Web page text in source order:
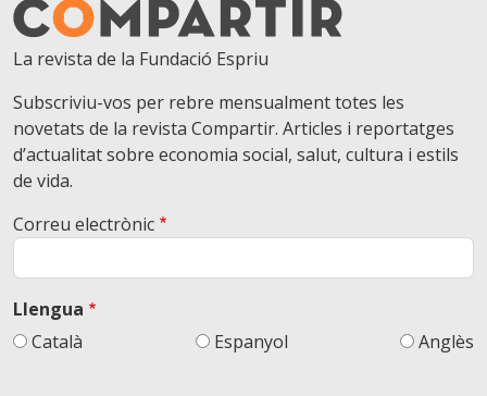
La revista de la Fundació Espriu
Subscriviu-vos per rebre mensualment totes les
novetats de la revista Compartir. Articles i reportatges
d’actualitat sobre economia social, salut, cultura i estils
de vida.
Correu electrònic
Llengua
Català
Espanyol Anglès